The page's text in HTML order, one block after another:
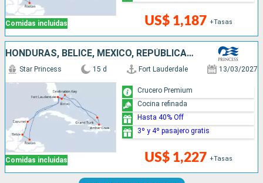
Comidas incluidas US$ 1,187 +Tasas
HONDURAS, BELICE, MÉXICO, REPÚBLICA DOMINICANA, BAHAMAS, ESTADOS UNIDOS
Comidas incluidas
Star Princess 15 d Fort Lauderdale 13/03/2027
US$ 1,227 +Tasas
Crucero Premium
Cocina refinada
Hasta 40% Off
3º y 4º pasajero gratis